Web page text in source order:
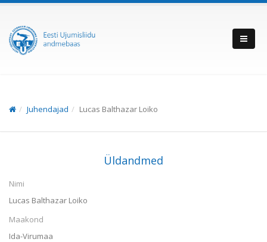
Juhendajad Lucas Balthazar Loiko
Üldandmed
Nimi
Lucas Balthazar Loiko
Maakond
Ida-Virumaa